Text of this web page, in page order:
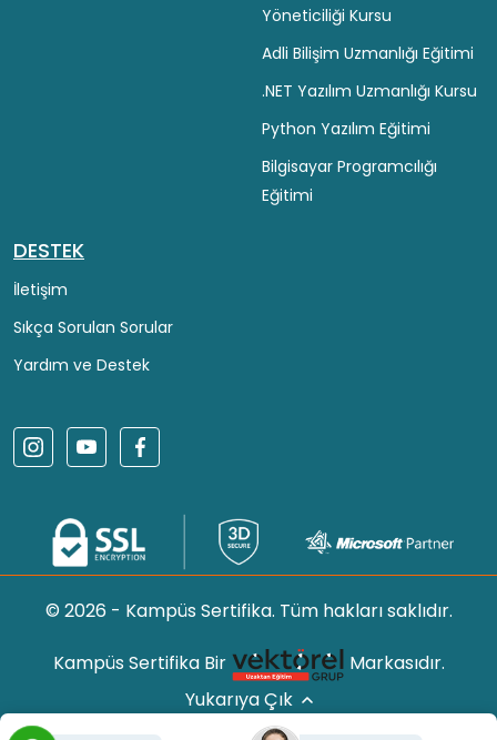
Yöneticiliği Kursu
Adli Bilişim Uzmanlığı Eğitimi
.NET Yazılım Uzmanlığı Kursu
Python Yazılım Eğitimi
Bilgisayar Programcılığı
Eğitimi
DESTEK
İletişim
Sıkça Sorulan Sorular
Yardım ve Destek
© 2026 - Kampüs Sertifika. Tüm hakları saklıdır.
Kampüs Sertifika Bir
Markasıdır.
Yukarıya Çık